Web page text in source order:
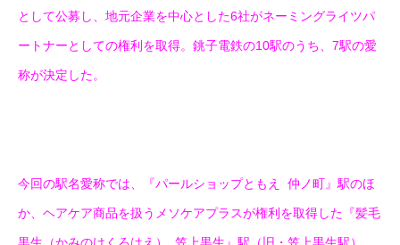
として公募し、地元企業を中心とした6社がネーミングライツパ
ートナーとしての権利を取得。銚子電鉄の10駅のうち、7駅の愛
称が決定した。
今回の駅名愛称では、『パールショップともえ 仲ノ町』駅のほ
か、ヘアケア商品を扱うメソケアプラスが権利を取得した『髪毛